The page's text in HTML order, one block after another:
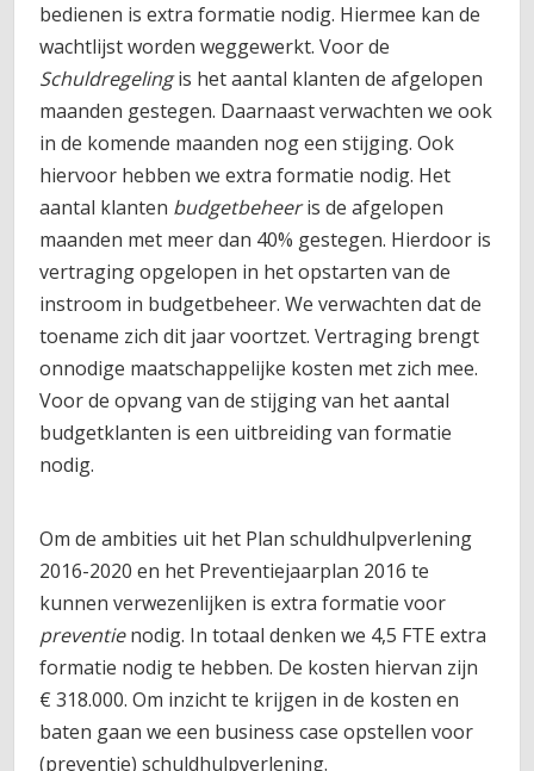
bedienen is extra formatie nodig. Hiermee kan de
wachtlijst worden weggewerkt. Voor de
Schuldregelingis het aantal klanten de afgelopen
maanden gestegen. Daarnaast verwachten we ook
in de komende maanden nog een stijging. Ook
hiervoor hebben we extra formatie nodig. Het
aantal klanten budgetbeheeris de afgelopen
maanden met meer dan 40% gestegen. Hierdoor is
vertraging opgelopen in het opstarten van de
instroom in budgetbeheer. We verwachten dat de
toename zich dit jaar voortzet. Vertraging brengt
onnodige maatschappelijke kosten met zich mee.
Voor de opvang van de stijging van het aantal
budgetklanten is een uitbreiding van formatie
nodig.
Om de ambities uit het Plan schuldhulpverlening
2016-2020 en het Preventiejaarplan 2016 te
kunnen verwezenlijken is extra formatie voor
preventienodig. In totaal denken we 4,5 FTE extra
formatie nodig te hebben. De kosten hiervan zijn
€ 318.000. Om inzicht te krijgen in de kosten en
baten gaan we een business case opstellen voor
(preventie) schuldhulpverlening.